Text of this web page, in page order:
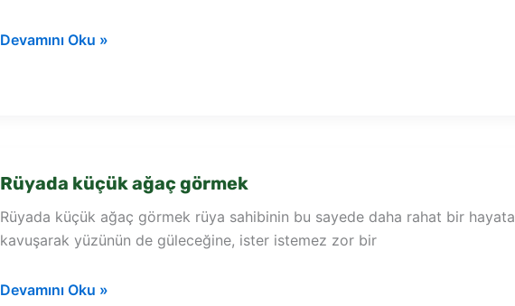
Rüyada
Devamını Oku »
Rüyada küçük ağaç görmek
Rüyada küçük ağaç görmek rüya sahibinin bu sayede daha rahat bir hayata
kavuşarak yüzünün de güleceğine, ister istemez zor bir
Rüyada
Devamını Oku »